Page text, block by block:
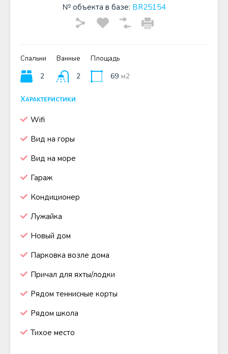
№ объекта в базе: BR25154
Спальни
2
Ванные
2
Площадь
69 м2
Характеристики
Wifi
Вид на горы
Вид на море
Гараж
Кондиционер
Лужайка
Новый дом
Парковка возле дома
Причал для яхты/лодки
Рядом теннисные корты
Рядом школа
Тихое место